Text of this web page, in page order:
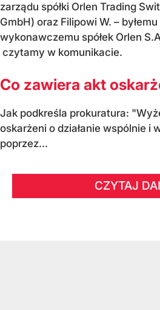
zarządu spółki Orlen Trading
GmbH) oraz Filipowi W. –
wykonawczemu spółek Orlen
czytamy w komunikacie.
Co zawiera akt
Jak podkreśla prokuratura:
oskarżeni o działanie wspólnie i
poprzez...
CZYTAJ